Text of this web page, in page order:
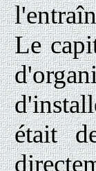
Le
était